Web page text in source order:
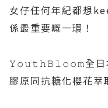
女仔任何年紀都想
係最重要嘅一環！
𝚈𝚘𝚞𝚝𝚑𝙱𝚕𝚘𝚘𝚖全日
膠原同抗糖化櫻花萃